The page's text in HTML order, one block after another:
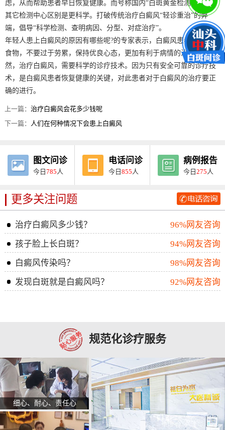
虑，从而帮助患者早日恢复健康。而号称国内“白斑黄金检测中心”与
其它检测中心区别是更科学。打破传统治疗白癜风“轻诊重治”的弊
端，倡导“科学检测、查明病因、分型、对症治疗”。
年轻人患上白癜风的原因有哪些呢?的专家表示，白癜风患者不吃辛辣
食物，不要过于劳累，保持优良心态，更加有利于病情的治疗。当
然，治疗白癜风，需要科学的诊疗技术。因为只有安全可靠的诊疗技
术，是白癜风患者恢复健康的关键，对此患者对于白癜风的治疗要正
确的进行。
上一篇：治疗白癜风会花多少钱呢
下一篇： 人们在何种情况下会患上白癜风
图文问诊
今日785 人
电话问诊
今日855 人
病例报告
今日275 人
更多关注问题
治疗白癜风多少钱？
96%网友咨询
孩子脸上长白斑？
94%网友咨询
白癜风传染吗？
98%网友咨询
发现白斑就是白癜风吗？
92%网友咨询
规范化诊疗服务
细心、耐心、责任心